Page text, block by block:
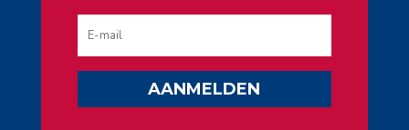
AANMELDEN